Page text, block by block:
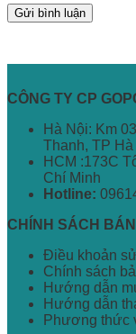
CÔNG TY CP
Hà Nội: Km
Thanh, TP Hà
HCM :173C
Chí Minh
Hotline:
CHÍNH SÁCH
Điều khoản
Chính sách
Hướng dẫn
Hướng dẫn
Phương thức